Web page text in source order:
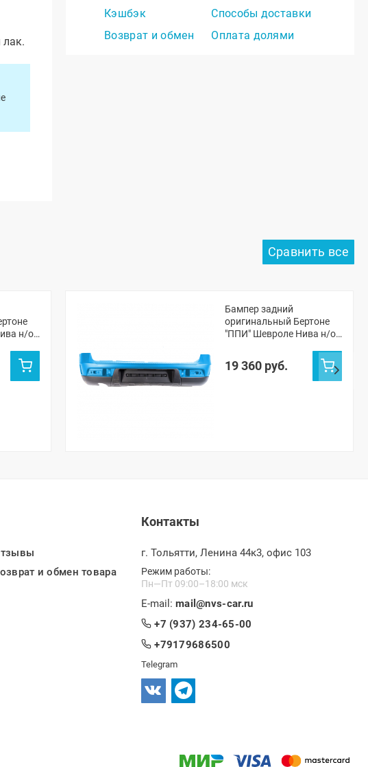
Кэшбэк
Способы доставки
Возврат и обмен
Оплата долями
лак.
н/о
Бампер задний
оригинальный Бертоне
"ППИ" Шевроле Нива н/о
19 360 руб.
и обмен товара
Контакты
г. Тольятти, Ленина 44к3, офис 103
Режим работы:
Пн—Пт 09:00–18:00 мск
E-mail: mail@nvs-car.ru
+7 (937) 234-65-00
+79179686500
Telegram